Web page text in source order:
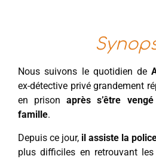
Nous suivons le quotidien de
ex-détective privé grandement
en prisonaprès s’être
famille.
Depuis ce jour, il assiste la
plus difficiles en retrouvant